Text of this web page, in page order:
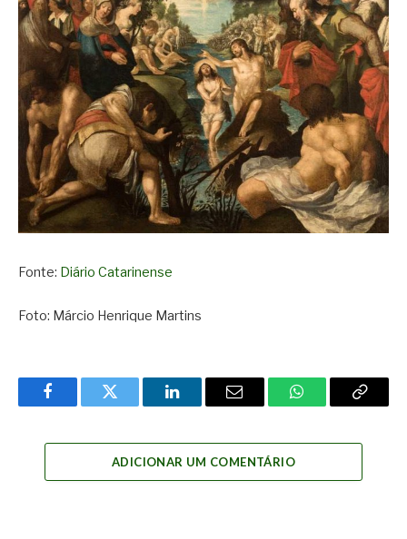
Fonte: Diário Catarinense
Foto: Márcio Henrique Martins
FacebookTwitter LinkedInEmail WhatsAppCopy
ADICIONAR UM COMENTÁRIO